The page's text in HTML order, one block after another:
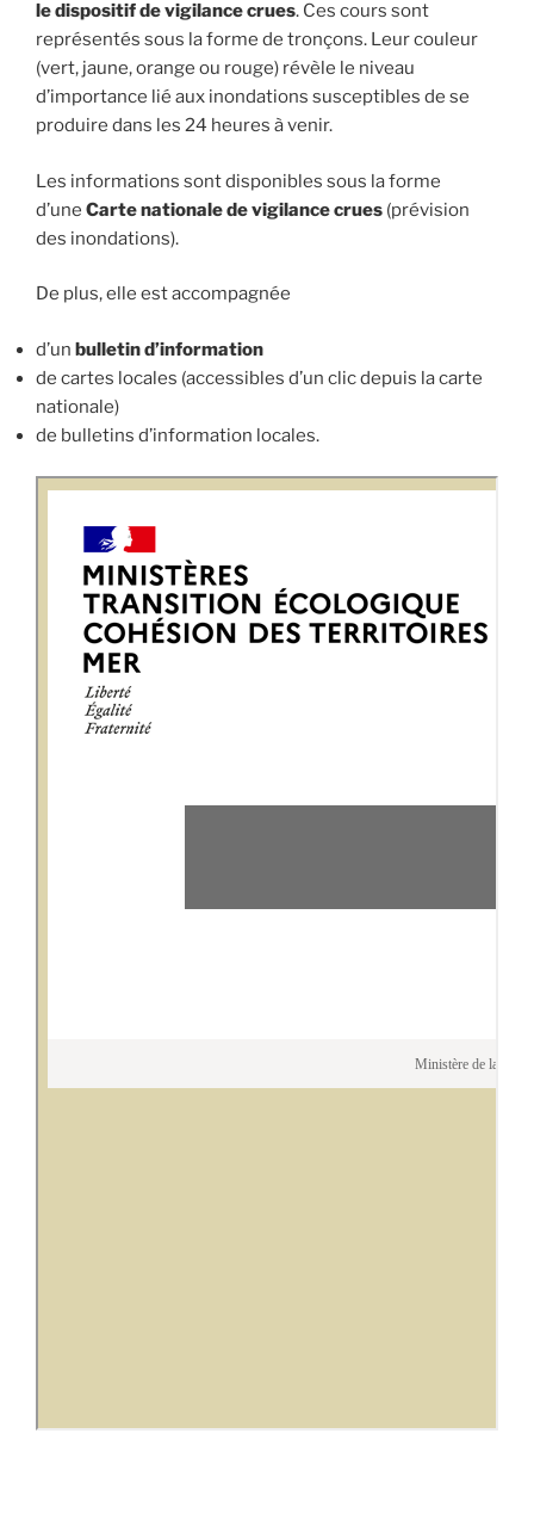
le dispositif de vigilance crues. Ces cours sont
représentés sous la forme de tronçons. Leur couleur
(vert, jaune, orange ou rouge) révèle le niveau
d’importance lié aux inondations susceptibles de se
produire dans les 24 heures à venir.
Les informations sont disponibles sous la forme
d’une Carte nationale de vigilance crues (prévision
des inondations).
De plus, elle est accompagnée
d’un bulletin d’information
de cartes locales (accessibles d’un clic depuis la carte
nationale)
de bulletins d’information locales.